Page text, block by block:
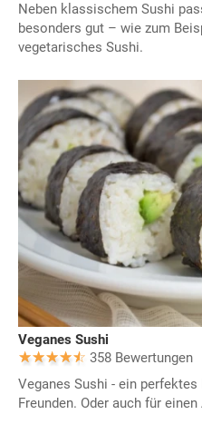
Neben klassischem Sushi
besonders gut – wie zum
vegetarisches Sushi.
Veganes Sushi
358 Bewertungen
Veganes Sushi - ein
Freunden. Oder auch für